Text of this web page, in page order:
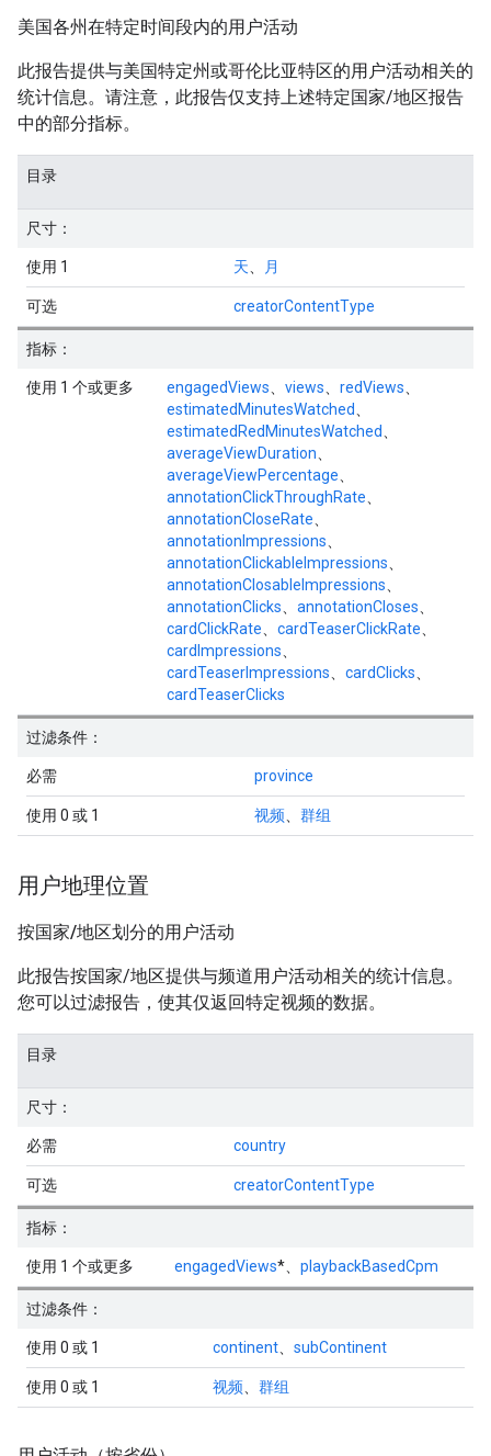
美国各州在特定时间段内的用户活动
此报告提供与美国特定州或哥伦比亚特区的用户活动相关的
统计信息。请注意，此报告仅支持上述特定国家/地区报告
中的部分指标。
目录
尺寸：
使用 1 天 月
可选 creatorContentType
指标：
使用 1 个或更多 engagedViews views redViews
estimatedMinutesWatched
estimatedRedMinutesWatched
averageViewDuration
averageViewPercentage
annotationClickThroughRate
annotationCloseRate
annotationImpressions
annotationClickableImpressions
annotationClosableImpressions
annotationClicks
annotationCloses
cardClickRate
cardTeaserClickRate
cardImpressions
cardTeaserImpressions
cardClicks
cardTeaserClicks
过滤条件：
必需 province
使用 0 或 1 视频 群组
用户地理位置
按国家/地区划分的用户活动
此报告按国家/地区提供与频道用户活动相关的统计信息。
您可以过滤报告，使其仅返回特定视频的数据。
目录
尺寸：
必需 country
可选 creatorContentType
指标：
使用 1 个或更多 engagedViews*、 playbackBasedCpm
过滤条件：
使用 0 或 1 continent subContinent
使用 0 或 1 视频 群组